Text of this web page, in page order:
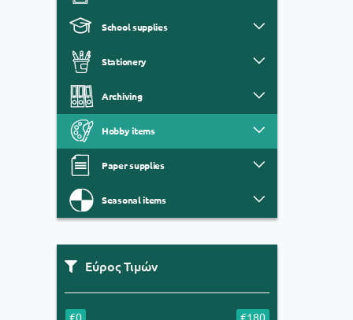
School supplies
Stationery
Archiving
Hobby items
Paper supplies
Seasonal items
Εύρος Τιμών
€0 €180